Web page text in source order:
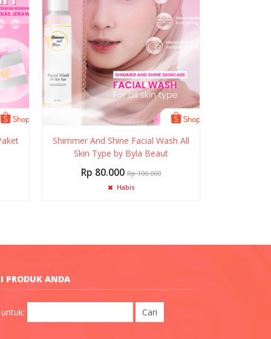
Shimmer And Shine Facial Wash All
Skin Type by Byla Beaut
Rp 80.000 Rp 100.000
Habis
PRODUK ANDA